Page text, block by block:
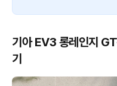
기아 EV3 롱레인지
기